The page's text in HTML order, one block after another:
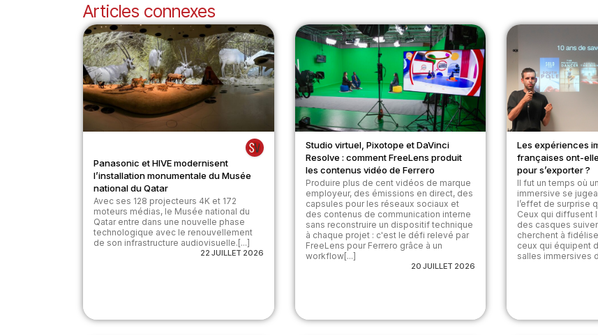
Articles connexes
Panasonic et HIVE modernisent
l’installation monumentale du Musée
national du Qatar
Avec ses 128 projecteurs 4K et 172
moteurs médias, le Musée national du
Qatar entre dans une nouvelle phase
technologique avec le renouvellement
de son infrastructure audiovisuelle.[...]
22 JUILLET 2026
Studio virtuel, Pixotope et DaVinci
Resolve : comment FreeLens produit
les contenus vidéo de Ferrero
Produire plus de cent vidéos de marque
employeur, des émissions en direct, des
capsules pour les réseaux sociaux et
des contenus de communication interne
sans reconstruire un dispositif technique
à chaque projet : c'est le défi relevé par
FreeLens pour Ferrero grâce à un
workflow[...]
20 JUILLET 2026
Les expériences
françaises ont-
pour s’exporter ?
Il fut un temps où
immersive se
l’effet de surprise
Ceux qui diffusent
des casques
cherchent à
ceux qui équipent
salles immersives